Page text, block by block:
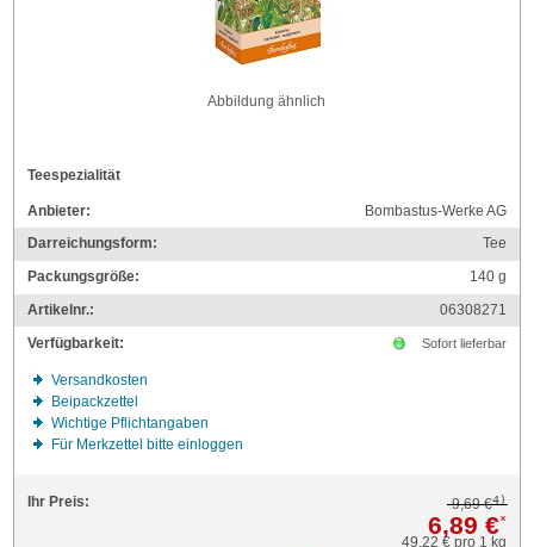
Abbildung ähnlich
Teespezialität
Anbieter:
Bombastus-Werke AG
Darreichungsform:
Tee
Packungsgröße:
140g
Artikelnr.:
06308271
Verfügbarkeit:
Sofort lieferbar
Versandkosten
Beipackzettel
Wichtige Pflichtangaben
Für Merkzettel bitte einloggen
Ihr Preis: 9,69 €4)
6,89 €*
49,22 € pro 1 kg